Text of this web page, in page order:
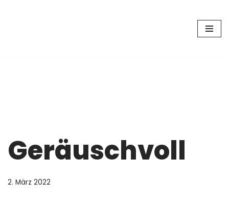
Geräuschvoll
2. März 2022